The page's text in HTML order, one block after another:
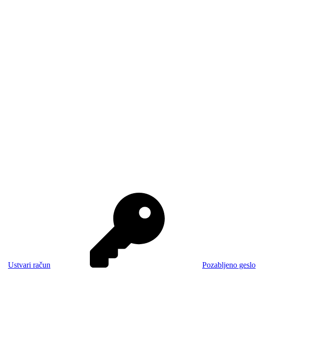
Ustvari račun
Pozabljeno geslo